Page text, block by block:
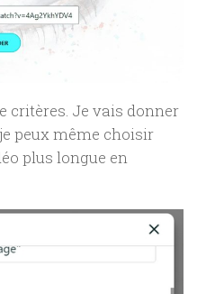
critères. Je vais donner
peux même choisir
plus longue en